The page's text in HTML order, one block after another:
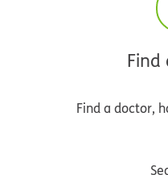
Find
Find a doctor,